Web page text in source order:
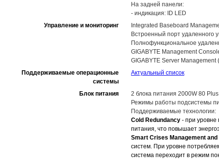
На задней панели:
- индикация: ID LED
Управление и мониторинг
Integrated Baseboard
Встроенный порт удаленного
Полнофункциональное
GIGABYTE Management
GIGABYTE Server Management
Поддерживаемые операционные
системы
Актуальный список
Блок питания
2 блока питания 2000W 80
Режимы работы подсистемы
Поддерживаемые технологии:
Cold Redundancy - при уровне
питания, что повышает
Smart Crises Management
систем. При уровне
система переходит в режим